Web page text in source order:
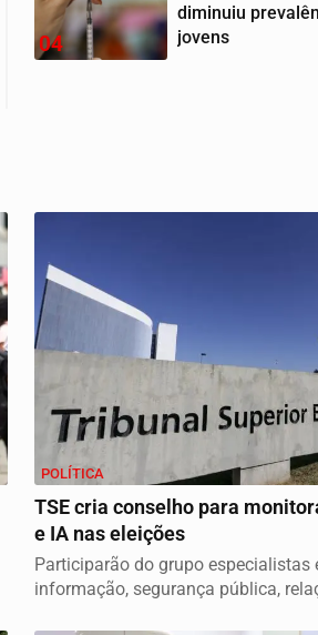
04
diminuiu
jovens
POLÍTICA
TSE cria conselho para
e IA nas eleições
Participarão do grupo especialistas
informação, segurança pública,